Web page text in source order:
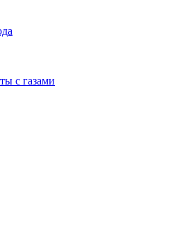
с газами